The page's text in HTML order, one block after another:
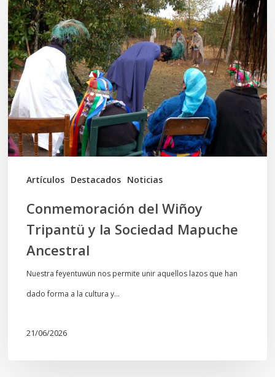
Artículos Destacados Noticias
del
Wiñoy
Tripantü
y
la
Sociedad
Mapuche
Ancestral
Conmemoración del Wiñoy
Tripantü y la Sociedad Mapuche
Ancestral
Nuestra feyentuwün nos permite unir aquellos lazos que han
dado forma a la cultura y…
21/06/2026